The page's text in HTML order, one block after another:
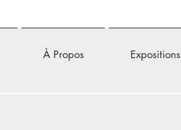
À Propos Expositions